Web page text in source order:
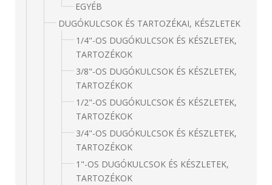
EGYÉB
DUGÓKULCSOK ÉS TARTOZÉKAI, KÉSZLETEK
1/4"-OS DUGÓKULCSOK ÉS KÉSZLETEK,
TARTOZÉKOK
3/8"-OS DUGÓKULCSOK ÉS KÉSZLETEK,
TARTOZÉKOK
1/2"-OS DUGÓKULCSOK ÉS KÉSZLETEK,
TARTOZÉKOK
3/4"-OS DUGÓKULCSOK ÉS KÉSZLETEK,
TARTOZÉKOK
1"-OS DUGÓKULCSOK ÉS KÉSZLETEK,
TARTOZÉKOK